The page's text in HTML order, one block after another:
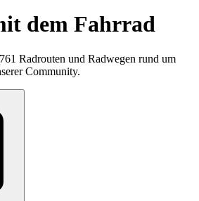
dem Fahrrad
Radrouten und Radwegen rund um
Community.